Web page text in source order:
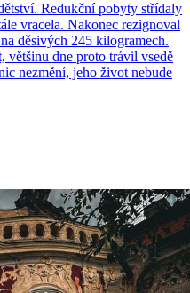
Redukční pobyty střídaly
vracela. Nakonec rezignoval
děsivých 245 kilogramech.
většinu dne proto trávil vsedě
nezmění, jeho život nebude